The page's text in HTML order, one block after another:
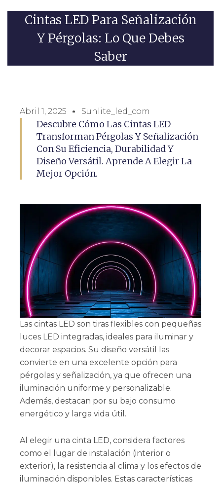
Cintas LED Para Señalización
Y Pérgolas: Lo Que Debes
Saber
Abril 1, 2025 Sunlite_led_com
Descubre Cómo Las Cintas LED
Transforman Pérgolas Y Señalización
Con Su Eficiencia, Durabilidad Y
Diseño Versátil. Aprende A Elegir La
Mejor Opción.
Las cintas LED son tiras flexibles con pequeñas
luces LED integradas, ideales para iluminar y
decorar espacios. Su diseño versátil las
convierte en una excelente opción para
pérgolas y señalización, ya que ofrecen una
iluminación uniforme y personalizable.
Además, destacan por su bajo consumo
energético y larga vida útil.
Al elegir una cinta LED, considera factores
como el lugar de instalación (interior o
exterior), la resistencia al clima y los efectos de
iluminación disponibles. Estas características